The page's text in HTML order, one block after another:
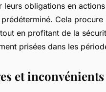
leurs obligations en
Cela
tout en profitant de la
prisées dans les
et